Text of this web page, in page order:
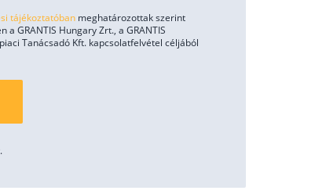
tájékoztatóbanmeghatározottak szerint
GRANTIS Hungary Zrt., a GRANTIS
Tanácsadó Kft. kapcsolatfelvétel céljából